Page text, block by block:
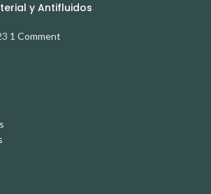
y Antifluidos
1 Comment